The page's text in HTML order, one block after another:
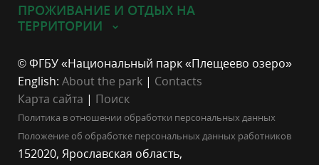
ПРОЖИВАНИЕ И ОТДЫХ НА
ТЕРРИТОРИИ
© ФГБУ «Национальный парк «Плещеево озеро»
English: About the park | Contacts
Карта сайта | Поиск
Политика в отношении обработки персональных данных
Положение об обработке персональных данных работников
152020, Ярославская область,